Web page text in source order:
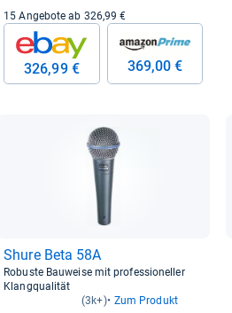
15 Angebote ab 326,99 €
326,99 € 369,00 €
Shure Beta 58A
Robuste Bauweise mit professioneller
Klangqualität
(3k+) Zum Produkt